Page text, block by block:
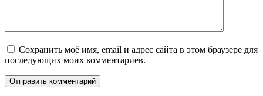
Сохранить моё имя, email и адрес сайта в этом браузере для
последующих моих комментариев.